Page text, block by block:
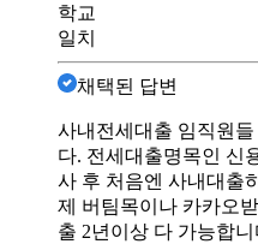
학교
일치
채택된 답변
사내전세대출 임직원
다. 전세대출명목인 신
사 후 처음엔 사내대출
제 버팀목이나 카카오
출 2년이상 다 가능합